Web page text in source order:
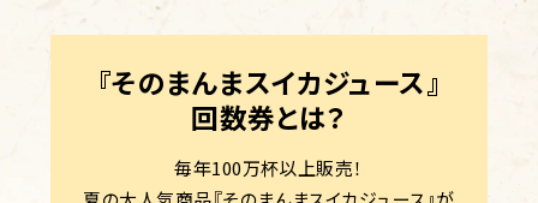
『そのまんまスイカジュース』
回数券とは？
毎年100万杯以上販売！